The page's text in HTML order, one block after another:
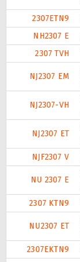
2307ETN9
NH2307 E
2307 TVH
NJ2307 EM
NJ2307-VH
NJ2307 ET
NJF2307 V
NU 2307 E
2307 KTN9
NU2307 ET
2307EKTN9